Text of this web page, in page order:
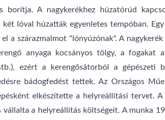
borítja. A nagykerékhez húzatórúd
lóval húzatták egyenletes tempóban.
a szárazmalmot "lónyúzónak". A
anyaga kocsányos tölgy, a fogakat
ezért a kerengősátorból a gépészeti
bádogfedést tettek. Az Országos
elkészítette a helyreállítási tervet.
a helyreállítás költségeit. A munka